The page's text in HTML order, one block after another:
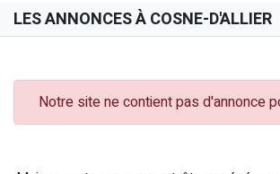
LES ANNONCES À COSNE-D'ALLIER
Notre site ne contient pas d'annonce